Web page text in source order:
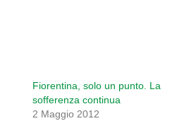
Fiorentina, solo un punto. La
sofferenza continua
2 Maggio 2012